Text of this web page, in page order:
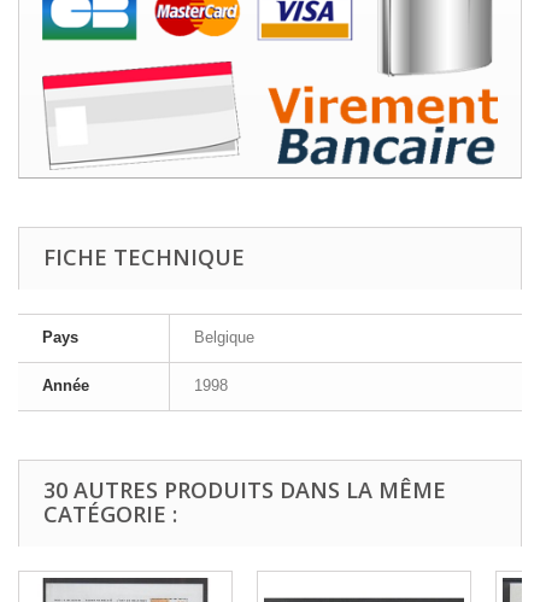
FICHE TECHNIQUE
Pays Belgique
Année 1998
30 AUTRES PRODUITS DANS LA MÊME
CATÉGORIE :